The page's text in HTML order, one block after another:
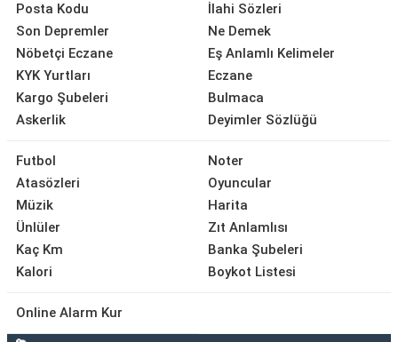
Posta Kodu
Son Depremler
Nöbetçi Eczane
KYK Yurtları
Kargo Şubeleri
Askerlik
İlahi Sözleri
Ne Demek
Eş Anlamlı Kelimeler
Eczane
Bulmaca
Deyimler Sözlüğü
Futbol
Atasözleri
Müzik
Ünlüler
Kaç Km
Kalori
Noter
Oyuncular
Harita
Zıt Anlamlısı
Banka Şubeleri
Boykot Listesi
Online Alarm Kur